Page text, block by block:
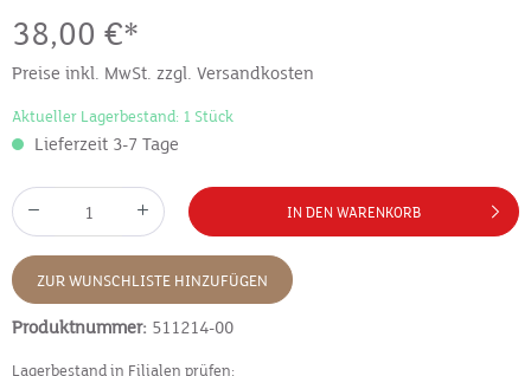
38,00 €*
Preise inkl. MwSt. zzgl. Versandkosten
Aktueller Lagerbestand: 1 Stück
Lieferzeit 3-7 Tage
IN DEN WARENKORB
ZUR WUNSCHLISTE HINZUFÜGEN
Produktnummer: 511214-00
Lagerbestand in Filialen prüfen: